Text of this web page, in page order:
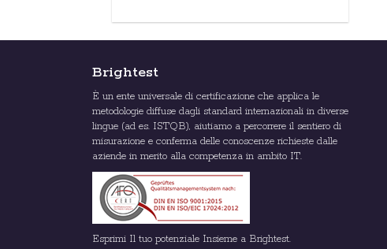
Brightest
È un ente universale di certificazione che applica le
metodologie diffuse dagli standard internazionali in diverse
lingue (ad es. ISTQB), aiutiamo a percorrere il sentiero di
misurazione e conferma delle conoscenze richieste dalle
aziende in merito alla competenza in ambito IT.
Esprimi Il tuo potenziale Insieme a Brightest.